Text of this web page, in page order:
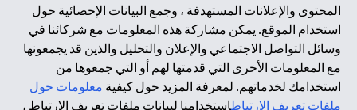
المحتوى والإعلانات المستهدفة ، وجمع البيانات الإحصائية حول
استخدام الموقع. يمكن مشاركة هذه المعلومات مع شركائنا في
وسائل التواصل الاجتماعي والإعلان والتحليل والذين قد يجمعونها
مع المعلومات الأخرى التي قدمتها لهم أو التي جمعوها من
استخدامك لخدماتهم. لمعرفة المزيد حول كيفية معلومات حول
ملفات تعريف الارتباطاستخدامنا لبيانات ملفات تعريف الارتباط ،
الصفحة ليس ولا ينبغي تفسيره على أنه عرض أو دعوة أو دعوة
لشراء أو بيع أي من المنتجات والخدمات المذكورة هنا لمثل هؤلاء
الأفراد.
*GDPR – اللائحة العامة لحماية البيانات؛ * LGPD – Lei Geral de
Proteção de Dados Pessoais ; *NZPA – قانون الخصوصية
النيوزيلندي